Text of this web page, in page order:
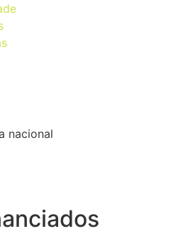
nacional